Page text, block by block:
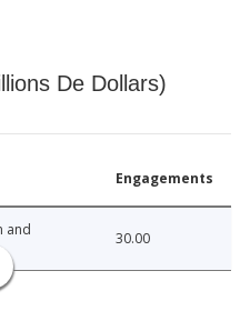
De Dollars)
Engagements
and
30.00